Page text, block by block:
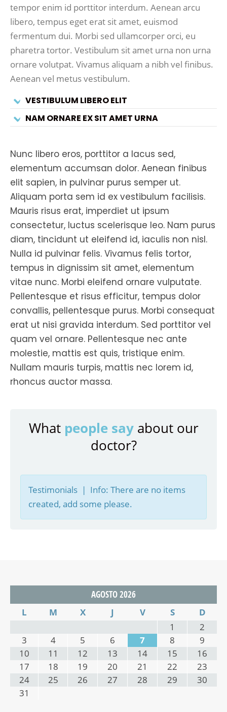
tempor enim id porttitor interdum. Aenean arcu
libero, tempus eget erat sit amet, euismod
fermentum dui. Morbi sed ullamcorper orci, eu
pharetra tortor. Vestibulum sit amet urna non urna
ornare volutpat. Vivamus aliquam a nibh vel finibus.
Aenean vel metus vestibulum.
VESTIBULUM LIBERO ELIT
NAM ORNARE EX SIT AMET URNA
Nunc libero eros, porttitor a lacus sed,
elementum accumsan dolor. Aenean finibus
elit sapien, in pulvinar purus semper ut.
Aliquam porta sem id ex vestibulum facilisis.
Mauris risus erat, imperdiet ut ipsum
consectetur, luctus scelerisque leo. Nam purus
diam, tincidunt ut eleifend id, iaculis non nisl.
Nulla id pulvinar felis. Vivamus felis tortor,
tempus in dignissim sit amet, elementum
vitae nunc. Morbi eleifend ornare vulputate.
Pellentesque et risus efficitur, tempus dolor
convallis, pellentesque purus. Morbi consequat
erat ut nisi gravida interdum. Sed porttitor vel
quam vel ornare. Pellentesque nec ante
molestie, mattis est quis, tristique enim.
Nullam mauris turpis, mattis nec lorem id,
rhoncus auctor massa.
What people sayabout our
doctor?
Testimonials | Info: There are no items
created, add some please.
AGOSTO 2026
L
M X J V S
D
1
2
3
4 5 6 7 8
9
10
11 12 13 14 15
16
17
18 19 20 21 22
23
24
25 26 27 28 29
30
31